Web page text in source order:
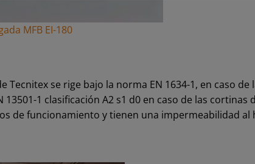
MFB EI-180
Tecnitex se rige bajo la norma EN 1634-1, en caso de
13501-1 clasificación A2 s1 d0 en caso de las cortinas
de funcionamiento y tienen una impermeabilidad